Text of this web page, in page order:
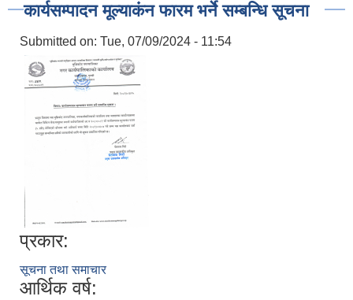
कार्यसम्पादन मूल्याकंन फारम भर्ने सम्बन्धि सूचना
Submitted on: Tue, 07/09/2024 - 11:54
प्रकार:
सूचना तथा समाचार
आर्थिक वर्ष: